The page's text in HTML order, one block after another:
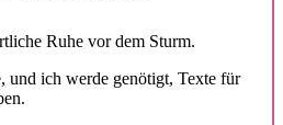
Ruhe vor dem Sturm.
und ich werde genötigt, Texte für